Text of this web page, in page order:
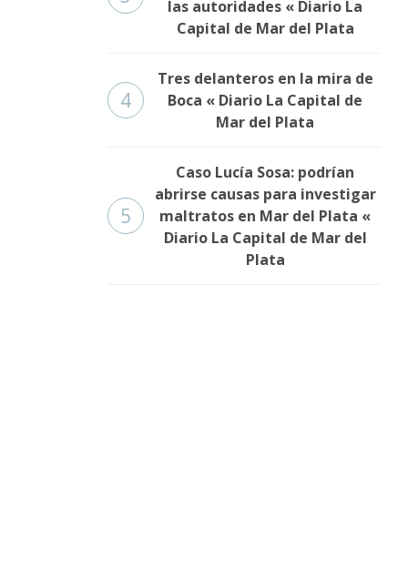
las autoridades « Diario La
Capital de Mar del Plata
4
Tres delanteros en la mira de
Boca « Diario La Capital de
Mar del Plata
5
Caso Lucía Sosa: podrían
abrirse causas para investigar
maltratos en Mar del Plata «
Diario La Capital de Mar del
Plata